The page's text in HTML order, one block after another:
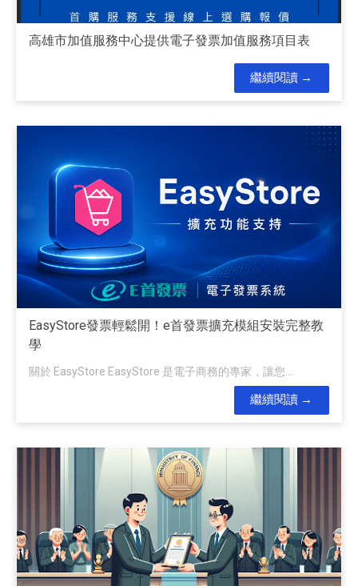
高雄市加值服務中心提供電子發票加值服務項目表
繼續閱讀
EasyStore發票輕鬆開！e首發票擴充模組安裝完整教
學
關於 EasyStore EasyStore 是電子商務的專家，讓您...
繼續閱讀